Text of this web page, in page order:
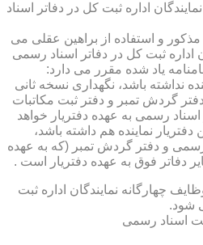
اداره ثبت كل در دفاتر اسناد
۲۴ نظامنامه مذكور و استفاده از براهین عقلی می
اداره ثبت كل در دفاتر اسناد رسمی
نداشته باشد، نگهداری نسخه ثانی
دفتر گردش تمبر و دفتر ثبت مكاتبات
قانون دفتر اسناد رسمی به عهده دفتریار خواهد
دفتریار نماینده هم داشته باشد،
و دفتر گردش تمبر (كه به عهده
دفاتر فوق به عهده دفتریار است .
چهارگانه نمایندگان اداره ثبت
شود.